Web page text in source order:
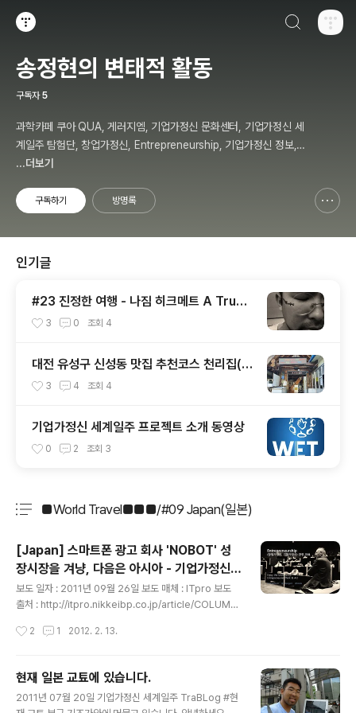
송정현의 변태적 활동
구독자 5
과학카페 쿠아 QUA, 게러지엠, 기업가정신 문화센터, 기업가정신 세
계일주 탐험단, 창업가정신, Entrepreneurship, 기업가정신 정보,
칼럼, 저자, 강사, 송정현, Budher Song
...더보기
구독하기 방명록
인기글
#23 진정한 여행 - 나짐 히크메트 A True
Travel - Nazim Hikmet - 기업가정신 세
3 0 조회 4
대전 유성구 신성동 맛집 추천코스 천리집(순
대국밥) - 카페쿠아(커피)
3 4 조회 4
기업가정신 세계일주 프로젝트 소개 동영상
0 2 조회 3
■World Travel■■■/#09 Japan(일본)
[Japan] 스마트폰 광고 회사 'NOBOT' 성
장시장을 겨냥, 다음은 아시아 - 기업가정신
세계일주
보도 일자 : 2011년 09월 26일 보도 매체 : ITpro 보도
출처 : http://itpro.nikkeibp.co.jp/article/COLUMN/
정신 관련 정보 [Case 2] [성장시장을 겨냥, 다음은 아시
로 다음 달에.. 흐음. 이로서 새로운 성공모델이 나오는 것
같군요. 저도 개인적으로 이 기사를 보고 무척 기뻤습니다.
2 1 2012. 2. 13.
현재 일본 교툐에 있습니다.
2011년 07월 20일 기업가정신 세계일주 TraBLog #현